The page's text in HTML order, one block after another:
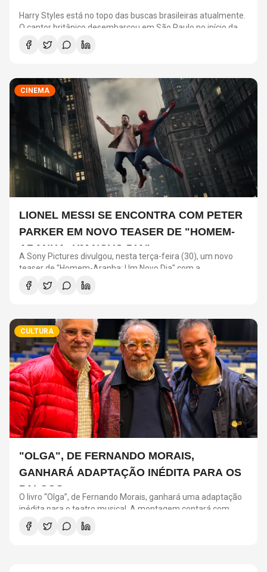
Harry Styles está no topo das buscas brasileiras atualmente.
O cantor britânico desembarcou em São Paulo no início da
semana para cumprir uma agenda de quatro shows na
capital paulista.
CINEMA
LIONEL MESSI SE ENCONTRA COM PETER
PARKER EM NOVO TEASER DE "HOMEM-
ARANHA: UM NOVO DIA"
A Sony Pictures divulgou, nesta terça-feira (30), um novo
teaser de "Homem-Aranha: Um Novo Dia" com a
participação de Lionel Messi. O astro argentino divide a cena
com o universo do herói em uma ação promocional do filme.
CULTURA
"OLGA", DE FERNANDO MORAIS,
GANHARÁ ADAPTAÇÃO INÉDITA PARA OS
PALCOS
O livro “Olga”, de Fernando Morais, ganhará uma adaptação
inédita para o teatro musical. A montagem contará com
direção de Tadeu Aguiar, direção musical de Thalyson
Rodrigues, composições e arranjos de Laura Visconti e letras